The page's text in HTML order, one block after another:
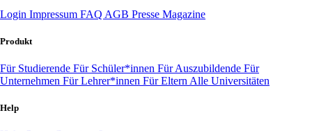
Login Impressum FAQ AGB Presse Magazine
Produkt
Für Studierende Für Schüler*innen Für Auszubildende Für
Unternehmen Für Lehrer*innen Für Eltern Alle Universitäten
Help